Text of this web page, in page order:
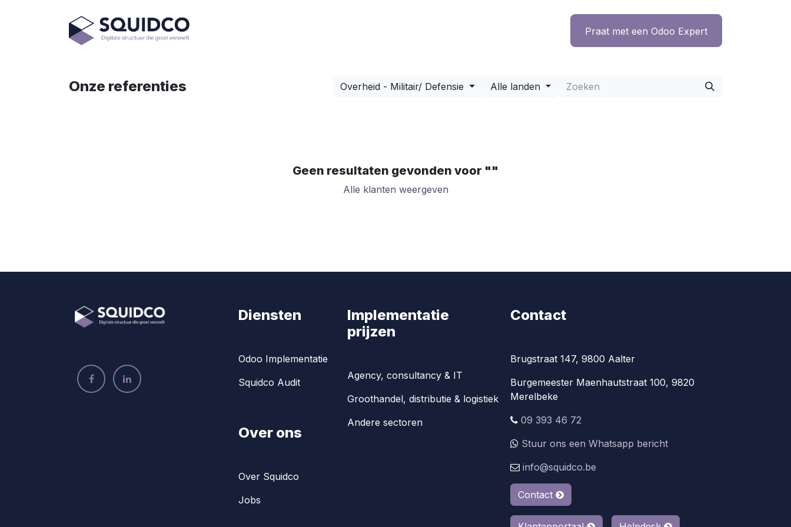
Praat met een Odoo Expert
Onze referenties Overheid - Militair/ Defensie Alle landen
Geen resultaten gevonden voor ""
Alle klanten weergeven
Diensten
Odoo Implementatie
Squidco Audit
Contact
Brugstraat 147, 9800 Aalter
Burgemeester Maenhautstraat 100, 9820
Merelbeke
09 393 46 72
Stuur ons een Whatsapp bericht
info@squidco.be
Contact
Over ons
Over Squidco
Jobs
Implementatie
prijzen
Agency, consultancy & IT
Groothandel, distributie & logistiek
Andere sectoren